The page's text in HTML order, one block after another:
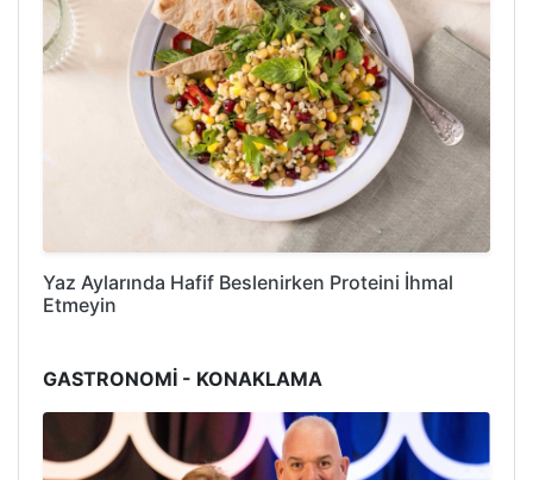
Yaz Aylarında Hafif Beslenirken Proteini İhmal
Etmeyin
GASTRONOMİ - KONAKLAMA